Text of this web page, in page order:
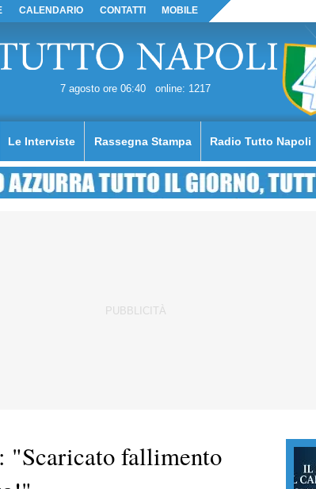
CALENDARIO CONTATTI MOBILE
7 agosto ore 06:40 online: 1217
Le Interviste Rassegna Stampa Radio Tutto Napoli
"Scaricato fallimento